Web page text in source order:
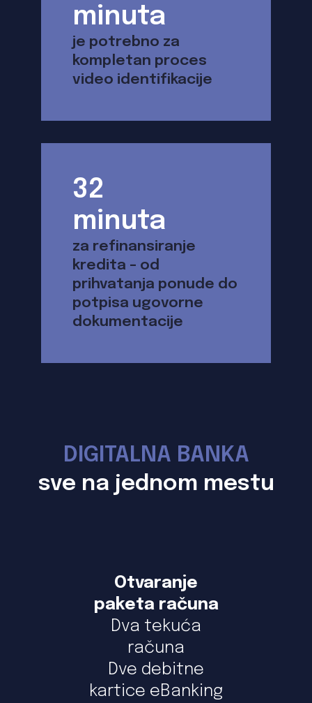
minuta
je potrebno za
kompletan proces
video identifikacije
32
minuta
za refinansiranje
kredita – od
prihvatanja ponude do
potpisa ugovorne
dokumentacije
DIGITALNA BANKA
sve na jednom mestu
Otvaranje
paketa računa
Dva tekuća
računa
Dve debitne
kartice eBanking